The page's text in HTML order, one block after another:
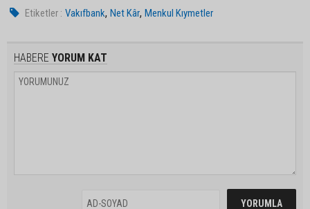
Etiketler : Vakıfbank,Net Kâr,Menkul Kıymetler
HABERE YORUM KAT